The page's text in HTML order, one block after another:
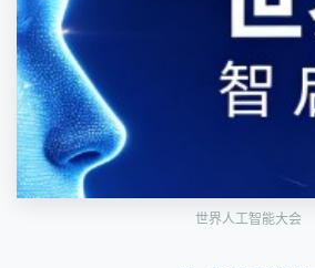
世界人工智能大会